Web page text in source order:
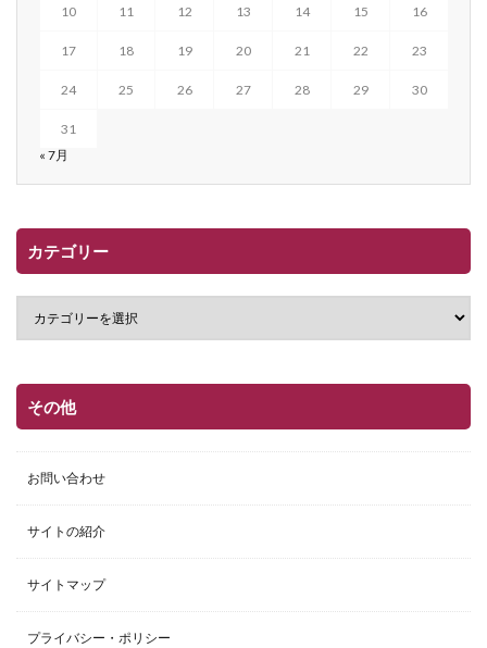
10 11 12 13 14 15 16
17 18 19 20 21 22 23
24 25 26 27 28 29 30
31
« 7月
カテゴリー
その他
お問い合わせ
サイトの紹介
サイトマップ
プライバシー・ポリシー